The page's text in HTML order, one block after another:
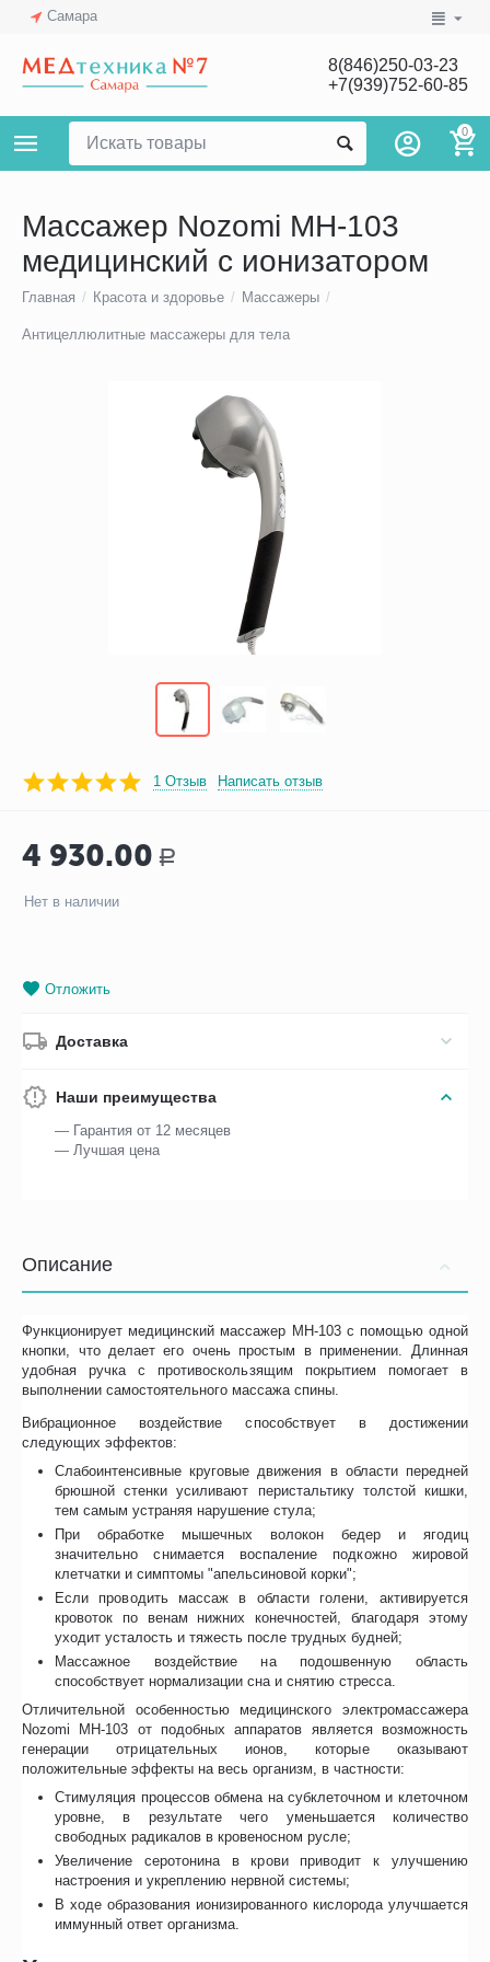
Самара
8(846)250-03-23
+7(939)752-60-85
0
Массажер Nozomi MH-103
медицинский с ионизатором
Главная / Красота и здоровье / Массажеры /
Антицеллюлитные массажеры для тела
1 Отзыв Написать отзыв
4 930.00 Р
Нет в наличии
Отложить
Доставка
Наши преимущества
— Гарантия от 12 месяцев
— Лучшая цена
Описание
Функционирует медицинский массажер МН-103 с помощью одной
кнопки, что делает его очень простым в применении. Длинная
удобная ручка с противоскользящим покрытием помогает в
выполнении самостоятельного массажа спины.
Вибрационное воздействие способствует в достижении
следующих эффектов:
Слабоинтенсивные круговые движения в области передней
брюшной стенки усиливают перистальтику толстой кишки,
тем самым устраняя нарушение стула;
При обработке мышечных волокон бедер и ягодиц
значительно снимается воспаление подкожно жировой
клетчатки и симптомы "апельсиновой корки";
Если проводить массаж в области голени, активируется
кровоток по венам нижних конечностей, благодаря этому
уходит усталость и тяжесть после трудных будней;
Массажное воздействие на подошвенную область
способствует нормализации сна и снятию стресса.
Отличительной особенностью медицинского электромассажера
Nozomi MH-103 от подобных аппаратов является возможность
генерации отрицательных ионов, которые оказывают
положительные эффекты на весь организм, в частности:
Стимуляция процессов обмена на субклеточном и клеточном
уровне, в результате чего уменьшается количество
свободных радикалов в кровеносном русле;
Увеличение серотонина в крови приводит к улучшению
настроения и укреплению нервной системы;
В ходе образования ионизированного кислорода улучшается
иммунный ответ организма.